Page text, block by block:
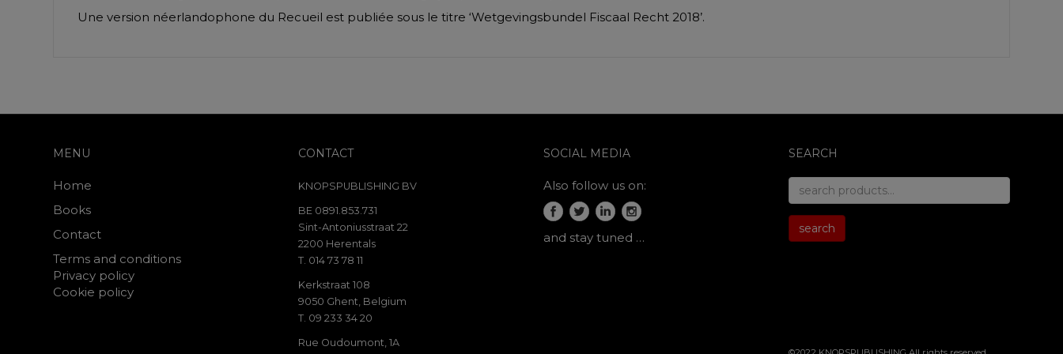
Une version néerlandophone du Recueil est publiée sous le titre ‘Wetgevingsbundel Fiscaal Recht 2018’.
MENU
Home
Books
Contact
Terms and conditions
Privacy policy
Cookie policy
CONTACT
KNOPSPUBLISHING BV
BE 0891.853.731
Sint-Antoniusstraat 22
2200 Herentals
T. 014 73 78 11
Kerkstraat 108
9050 Ghent, Belgium
T. 09 233 34 20
Rue Oudoumont, 1A
SOCIAL MEDIA
Also follow us on:
and stay tuned …
SEARCH
search
for:
search